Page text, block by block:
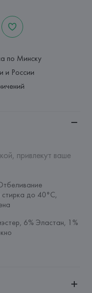
по Минску
и России
привлекут ваше
до 40°C,
6% Эластан, 1%